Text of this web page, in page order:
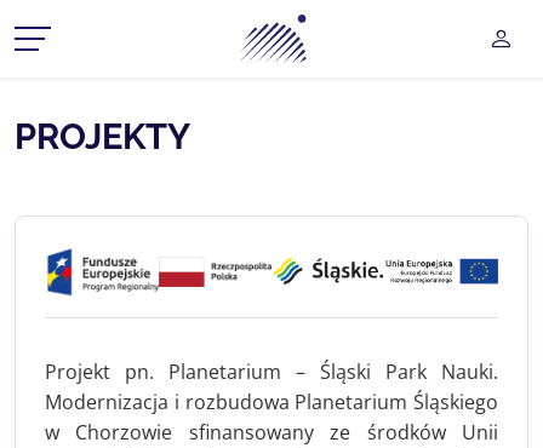
Planetarium Śląski Park
MENU ROZWIJANE
MENU ROZWIJANE
MENU ROZWIJANE
PROJEKTY
Projekt pn. Planetarium – Śląski Park Nauki.
Modernizacja i rozbudowa Planetarium Śląskiego
w Chorzowie sfinansowany ze środków Unii